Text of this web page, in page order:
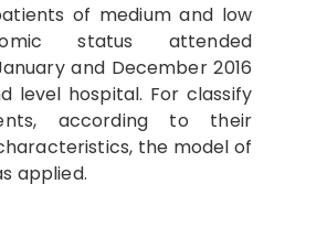
of medium and low
status attended
and December 2016
level hospital. For classify
according to their
the model of
applied.